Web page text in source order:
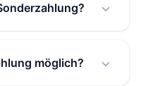
möglich?